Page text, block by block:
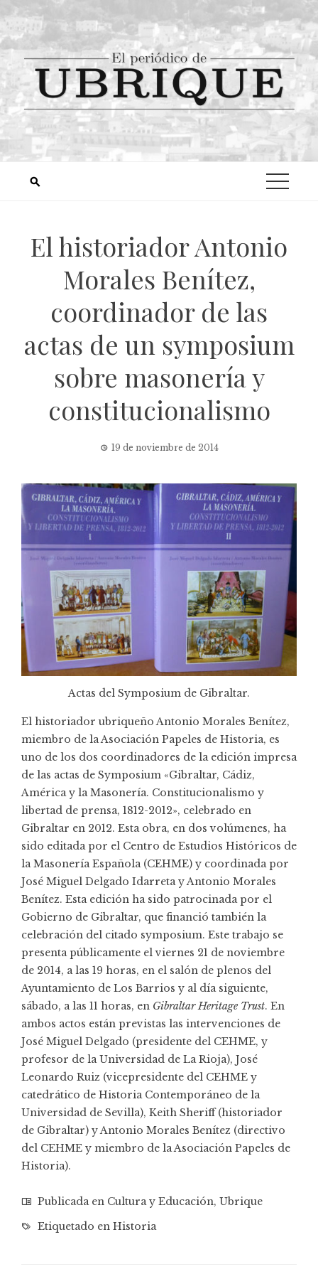
El historiador Antonio
Morales Benítez,
coordinador de las
actas de un symposium
sobre masonería y
constitucionalismo
19 de noviembre de 2014
Actas del Symposium de Gibraltar.
El historiador ubriqueño Antonio Morales Benítez,
miembro de la Asociación Papeles de Historia, es
uno de los dos coordinadores de la edición impresa
de las actas de Symposium «Gibraltar, Cádiz,
América y la Masonería. Constitucionalismo y
libertad de prensa, 1812-2012», celebrado en
Gibraltar en 2012. Esta obra, en dos volúmenes, ha
sido editada por el Centro de Estudios Históricos de
la Masonería Española (CEHME) y coordinada por
José Miguel Delgado Idarreta y Antonio Morales
Benítez. Esta edición ha sido patrocinada por el
Gobierno de Gibraltar, que financió también la
celebración del citado symposium. Este trabajo se
presenta públicamente el viernes 21 de noviembre
de 2014, a las 19 horas, en el salón de plenos del
Ayuntamiento de Los Barrios y al día siguiente,
sábado, a las 11 horas, en Gibraltar Heritage Trust. En
ambos actos están previstas las intervenciones de
José Miguel Delgado (presidente del CEHME, y
profesor de la Universidad de La Rioja), José
Leonardo Ruiz (vicepresidente del CEHME y
catedrático de Historia Contemporáneo de la
Universidad de Sevilla), Keith Sheriff (historiador
de Gibraltar) y Antonio Morales Benítez (directivo
del CEHME y miembro de la Asociación Papeles de
Historia).
Publicada en Cultura y Educación, Ubrique
Etiquetado en Historia